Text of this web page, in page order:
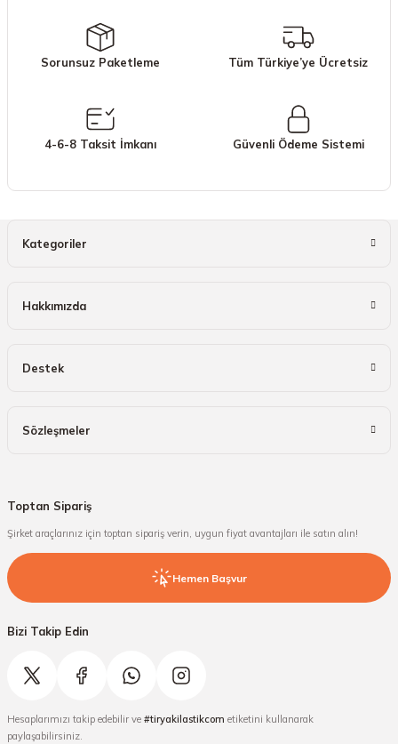
Ürün açıklamasında eksik bilgiler bulunuyor.
Ürün bilgilerinde hatalar bulunuyor.
Bu ürüne benzer farklı alternatifler olmalı.
Sorunsuz Paketleme Tüm Türkiye’ye Ücretsiz
4-6-8 Taksit İmkanı Güvenli Ödeme Sistemi
Kategoriler
Hakkımızda
Destek
Sözleşmeler
Toptan Sipariş
Şirket araçlarınız için toptan sipariş verin, uygun fiyat avantajları ile satın alın!
Hemen Başvur
Bizi Takip Edin
Hesaplarımızı takip edebilir ve #tiryakilastikcom etiketini kullanarak
paylaşabilirsiniz.